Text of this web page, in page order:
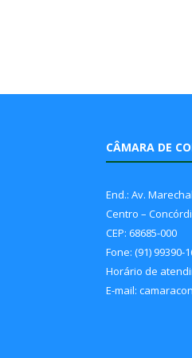
CÂMARA DE
End.: Av.
Centro –
CEP: 68685-000
Fone: (91) 99390-
Horário de
E-mail: